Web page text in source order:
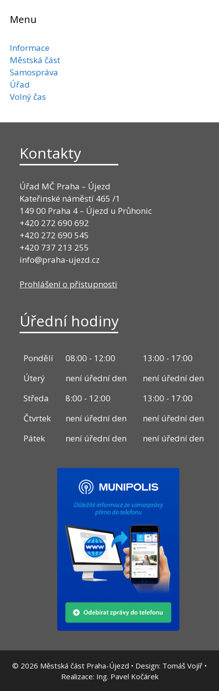
Menu
Informace
Městská část
Samospráva
Úřad
Volný čas
Kontakty
Úřad MČ Praha – Újezd
Kateřinské náměstí 465 /1
149 00 Praha 4 – Újezd u Průhonic
+420 272 690 692
+420 272 690 545
+420 737 213 255
info@praha-ujezd.cz
Prohlášení o přístupnosti
Úřední hodiny
Pondělí 08:00 - 12:00
13:00 - 17:00
Úterý
není úřední den
není úřední den
Středa
8:00 - 12:00
13:00 - 17:00
Čtvrtek
není úřední den
není úřední den
Pátek
není úřední den není úřední den
© 2026 Městská část Praha-Újezd • Design: Tomáš Vojíř •
Realizace: Ing. Pavel Kočárek